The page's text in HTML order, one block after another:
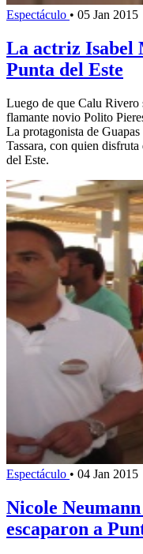
Espectáculo • 05 Jan 2015
La actriz Isabel
Punta del Este
Luego de que Calu Rivero
flamante novio Polito
La protagonista de
Tassara, con quien
del Este.
Espectáculo • 04 Jan 2015
Nicole
escaparon a